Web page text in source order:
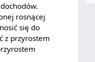
rosnącej
się do
z przyrostem